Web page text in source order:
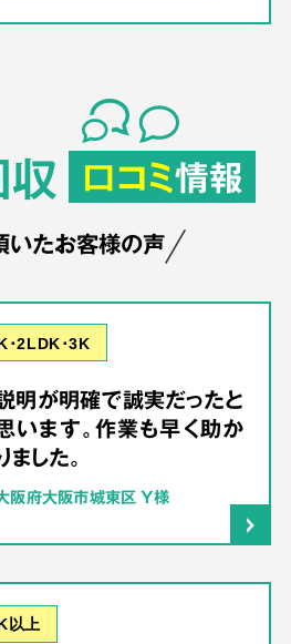
口コミ情報
いたお客様の声
･2LDK･3K
明が明確で誠実だったと
います。作業も早く助か
ました。
阪府大阪市城東区 Y様
以上